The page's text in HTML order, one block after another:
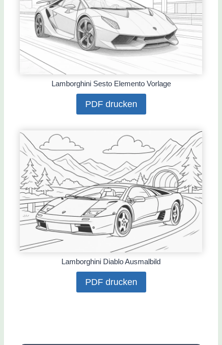
Lamborghini Sesto Elemento Vorlage
PDF drucken
Lamborghini Diablo Ausmalbild
PDF drucken